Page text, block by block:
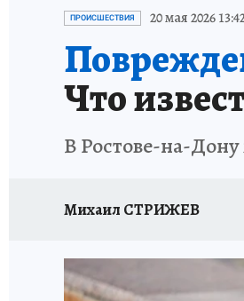
ЗАПОВЕДНАЯ
ПРОИСШЕСТВИЯ 20 мая 2026
Что
В Ростове-на-Дону
Михаил СТРИЖЕВ